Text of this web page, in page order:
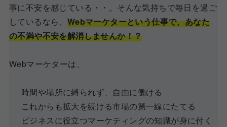
事に不安を感じている・・。そんな気持ちで毎日を過ご
しているなら、 Webマーケターという仕事で、あなた
の不満や不安を解消しませんか！？
Webマーケターは、
時間や場所に縛られず、自由に働ける
これからも拡大を続ける市場の第一線にたてる
ビジネスに役立つマーケティングの知識が身に付く